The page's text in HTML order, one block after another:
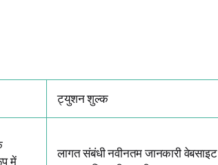
ट्युशन शुल्क
में
लागत संबंधी नवीनतम जानकारी वेबसाइट